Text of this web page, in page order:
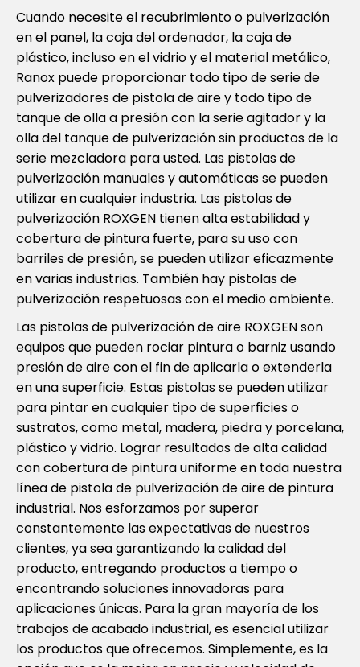
Cuando necesite el recubrimiento o pulverización
en el panel, la caja del ordenador, la caja de
plástico, incluso en el vidrio y el material metálico,
Ranox puede proporcionar todo tipo de serie de
pulverizadores de pistola de aire y todo tipo de
tanque de olla a presión con la serie agitador y la
olla del tanque de pulverización sin productos de la
serie mezcladora para usted. Las pistolas de
pulverización manuales y automáticas se pueden
utilizar en cualquier industria. Las pistolas de
pulverización ROXGEN tienen alta estabilidad y
cobertura de pintura fuerte, para su uso con
barriles de presión, se pueden utilizar eficazmente
en varias industrias. También hay pistolas de
pulverización respetuosas con el medio ambiente.
Las pistolas de pulverización de aire ROXGEN son
equipos que pueden rociar pintura o barniz usando
presión de aire con el fin de aplicarla o extenderla
en una superficie. Estas pistolas se pueden utilizar
para pintar en cualquier tipo de superficies o
sustratos, como metal, madera, piedra y porcelana,
plástico y vidrio. Lograr resultados de alta calidad
con cobertura de pintura uniforme en toda nuestra
línea de pistola de pulverización de aire de pintura
industrial. Nos esforzamos por superar
constantemente las expectativas de nuestros
clientes, ya sea garantizando la calidad del
producto, entregando productos a tiempo o
encontrando soluciones innovadoras para
aplicaciones únicas. Para la gran mayoría de los
trabajos de acabado industrial, es esencial utilizar
los productos que ofrecemos. Simplemente, es la